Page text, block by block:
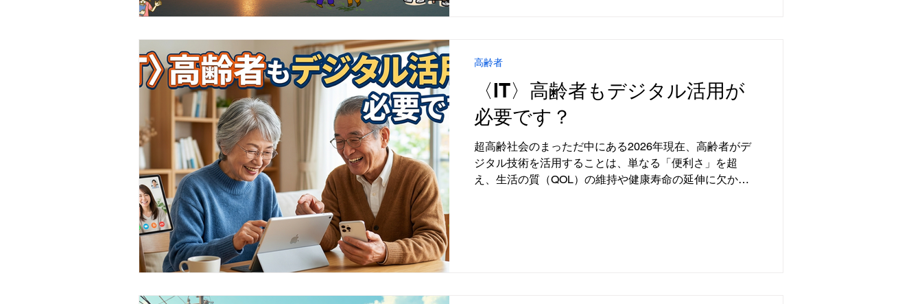
〈IT〉高齢者もデジタル活用が
必要です？
超高齢社会のまっただ中にある2026年現在、高齢者がデ
ジタル技術を活用することは、単なる「便利さ」を超
え、生活の質（QOL）の維持や健康寿命の延伸に欠かせ
高齢者